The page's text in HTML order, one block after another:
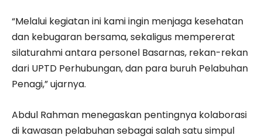
“Melalui kegiatan ini kami ingin menjaga kesehatan
dan kebugaran bersama, sekaligus mempererat
silaturahmi antara personel Basarnas, rekan-rekan
dari UPTD Perhubungan, dan para buruh Pelabuhan
Penagi,” ujarnya.
Abdul Rahman menegaskan pentingnya kolaborasi
di kawasan pelabuhan sebagai salah satu simpul